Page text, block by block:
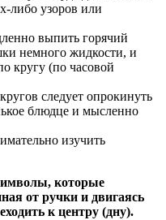
либо узоров или
выпить горячий
немного жидкости, и
кругу (по часовой
следует опрокинуть
блюдце и мысленно
изучить
которые
от ручки и двигаясь
к центру (дну).